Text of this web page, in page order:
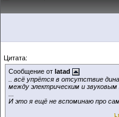
Цитата:
Сообщение от latad
.. всё упрётся в отсутствие
между электрическим и
И это я ещё не вспоминаю про